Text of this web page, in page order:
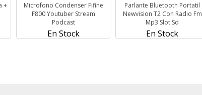
+
Microfono Condenser Fifine
F800 Youtuber Stream
Podcast
En Stock
Parlante Bluetooth Portatil
Newvision T2 Con Radio Fm
Mp3 Slot Sd
En Stock